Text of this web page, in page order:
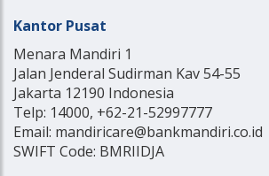
Kantor Pusat
Menara Mandiri 1
Jalan Jenderal Sudirman Kav 54-55
Jakarta 12190 Indonesia
Telp: 14000, +62-21-52997777
Email: mandiricare@bankmandiri.co.id
SWIFT Code: BMRIIDJA